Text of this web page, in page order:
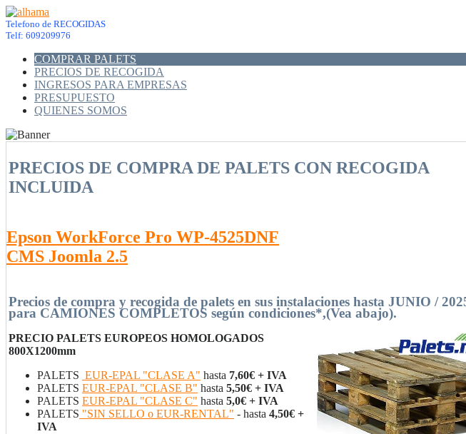
Telefono de RECOGIDAS
Telf: 609209976
COMPRAR PALETS
PRECIOS DE RECOGIDA
INGRESOS PARA EMPRESAS
PRESUPUESTO
QUIENES SOMOS
PRECIOS DE COMPRA DE PALETS CON RECOGIDA
INCLUIDA
Epson WorkForce Pro WP-4525DNF
CMS Joomla 2.5
Precios de compra y recogida de palets en sus instalaciones hasta JUNIO /
para CAMIONES COMPLETOS según condiciones*,(Vea abajo).
PRECIO PALETS EUROPEOS HOMOLOGADOS
800X1200mm
PALETS EUR-EPAL "CLASE A" hasta 7,60€ + IVA
PALETS EUR-EPAL "CLASE B" hasta 5,50€ + IVA
PALETS EUR-EPAL "CLASE C" hasta 5,0€ + IVA
PALETS "SIN SELLO o EUR-RENTAL" - hasta 4,50€ +
IVA